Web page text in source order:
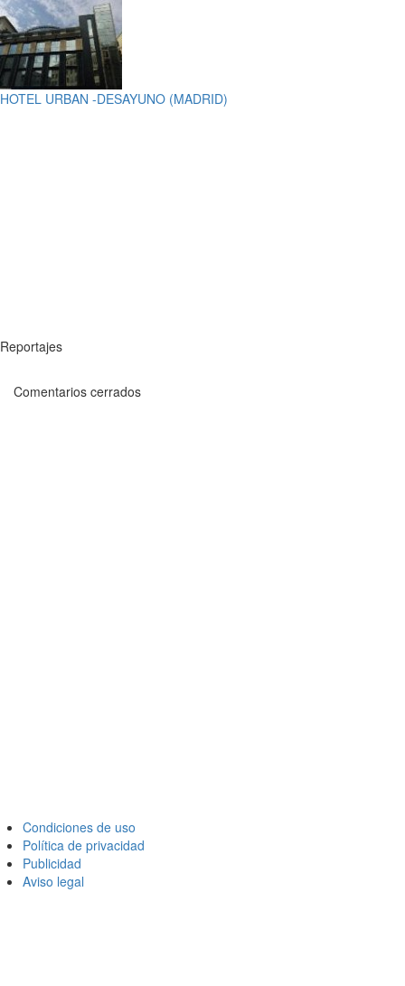
HOTEL URBAN -DESAYUNO (MADRID)
Reportajes
Comentarios cerrados
Condiciones de uso
Política de privacidad
Publicidad
Aviso legal